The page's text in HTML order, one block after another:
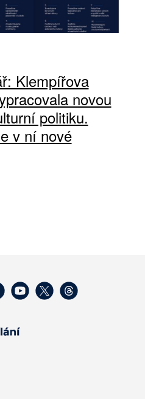
Klempířova
novou
politiku.
v ní nové